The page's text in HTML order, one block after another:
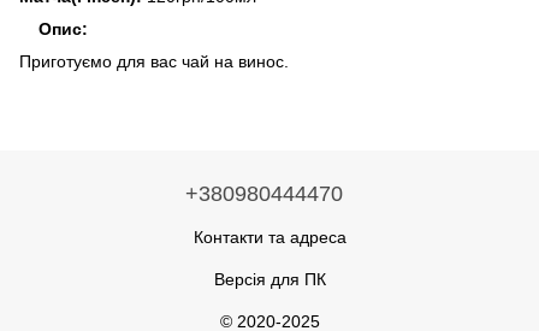
Опис:
Приготуємо для вас чай на винос.
+380980444470
Контакти та адреса
Версія для ПК
© 2020-2025